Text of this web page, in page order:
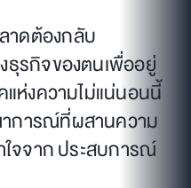
าดต้องกลับ
ธุรกิจของตนเพื่ออยู่
แห่งความไม่แน่นอนนี้
การณ์ที่ผสานความ
ใจจาก ประสบการณ์